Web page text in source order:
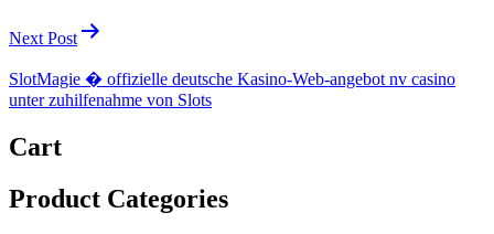
Next Post
SlotMagie � offizielle deutsche Kasino-Web-angebot nv casino
unter zuhilfenahme von Slots
Cart
Product Categories